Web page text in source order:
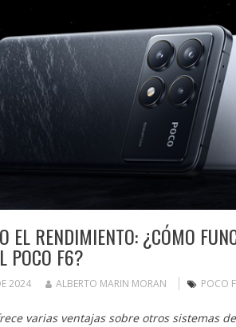
EL RENDIMIENTO: ¿CÓMO
POCO F6?
2024 ALBERTO MARIN MORAN POCO
varias ventajas sobre otros sistemas